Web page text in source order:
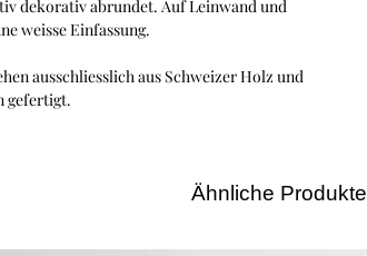
dekorativ abrundet. Auf Leinwand und
weisse Einfassung.
ausschliesslich aus Schweizer Holz und
gefertigt.
Ähnliche Produkte